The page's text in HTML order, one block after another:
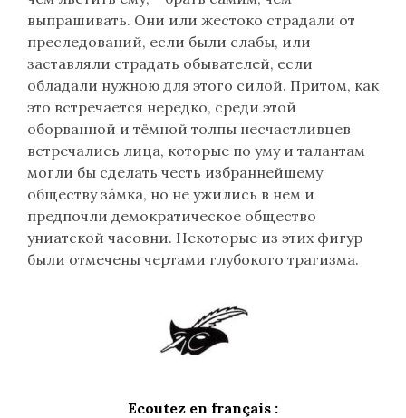
выпрашивать. Они или жестоко страдали от
преследований, если были слабы, или
заставляли страдать обывателей, если
обладали нужною для этого силой. Притом, как
это встречается нередко, среди этой
оборванной и тёмной толпы несчастливцев
встречались лица, которые по уму и талантам
могли бы сделать честь избраннейшему
обществу зáмка, но не ужились в нем и
предпочли демократическое общество
униатской часовни. Некоторые из этих фигур
были отмечены чертами глубокого трагизма.
Ecoutez en français :